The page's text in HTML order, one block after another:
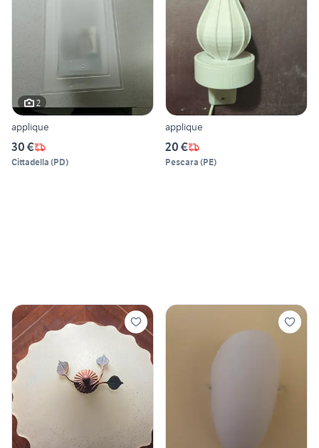
2
applique
30 €
Cittadella (PD)
applique
20 €
Pescara (PE)